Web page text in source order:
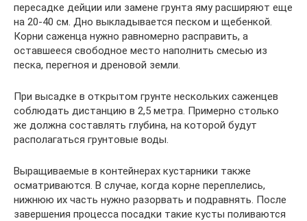
пересадке дейции или замене грунта яму расширяют еще
на 20-40 см. Дно выкладывается песком и щебенкой.
Корни саженца нужно равномерно расправить, а
оставшееся свободное место наполнить смесью из
песка, перегноя и дреновой земли.
При высадке в открытом грунте нескольких саженцев
соблюдать дистанцию в 2,5 метра. Примерно столько
же должна составлять глубина, на которой будут
располагаться грунтовые воды.
Выращиваемые в контейнерах кустарники также
осматриваются. В случае, когда корне переплелись,
нижнюю их часть нужно разорвать и подравнять. После
завершения процесса посадки такие кусты поливаются